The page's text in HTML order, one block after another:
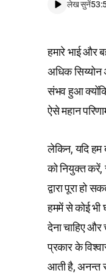
लेख सुनें
हमारे भाई और
अधिक सिय्योन
संभव हुआ
ऐसे महान
लेकिन, यदि हम
को नियुक्त करें,
द्वारा पूरा हो
हममें से कोई भी
देना चाहिए और
प्रकार के
आती है, अनन्त